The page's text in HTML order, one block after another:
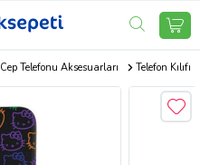
Cep Telefonu Aksesuarları Telefon Kılıfı